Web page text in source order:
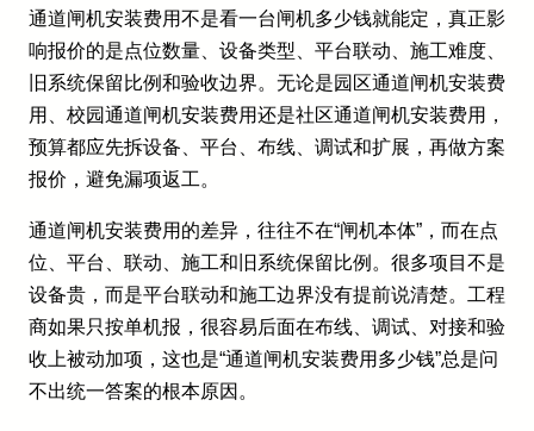
通道闸机安装费用不是看一台闸机多少钱就能定，真正影
响报价的是点位数量、设备类型、平台联动、施工难度、
旧系统保留比例和验收边界。无论是园区通道闸机安装费
用、校园通道闸机安装费用还是社区通道闸机安装费用，
预算都应先拆设备、平台、布线、调试和扩展，再做方案
报价，避免漏项返工。
通道闸机安装费用的差异，往往不在“闸机本体”，而在点
位、平台、联动、施工和旧系统保留比例。很多项目不是
设备贵，而是平台联动和施工边界没有提前说清楚。工程
商如果只按单机报，很容易后面在布线、调试、对接和验
收上被动加项，这也是“通道闸机安装费用多少钱”总是问
不出统一答案的根本原因。